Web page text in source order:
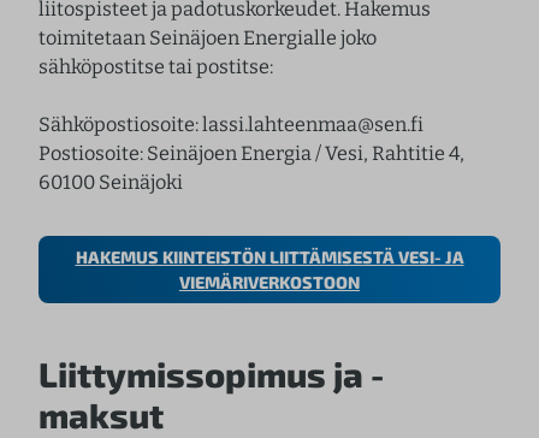
liitospisteet ja padotuskorkeudet. Hakemus
toimitetaan Seinäjoen Energialle joko
sähköpostitse tai postitse:
Sähköpostiosoite: lassi.lahteenmaa@sen.fi
Postiosoite: Seinäjoen Energia / Vesi, Rahtitie 4,
60100 Seinäjoki
HAKEMUS KIINTEISTÖN LIITTÄMISESTÄ VESI- JA
VIEMÄRIVERKOSTOON
Liittymissopimus ja -
maksut